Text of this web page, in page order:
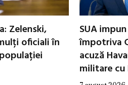
Zelenski,
oficiali în
SUA
împotriva
acuză
militare cu